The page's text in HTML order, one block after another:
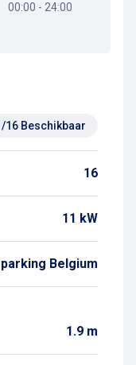
00:00 - 24:00
16 Beschikbaar
16
11 kW
Belgium
1.9 m